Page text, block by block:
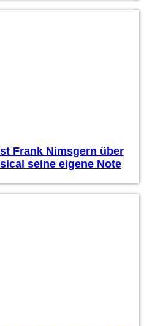
Frank Nimsgern über
seine eigene Note